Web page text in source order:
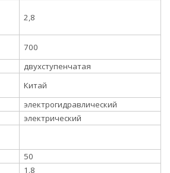
2,8
700
двухступенчатая
Китай
электрогидравлический
электрический
50
1.8